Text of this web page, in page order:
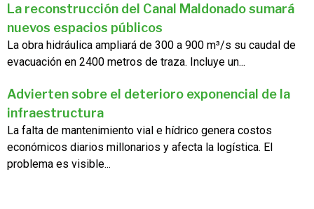
La reconstrucción del Canal Maldonado sumará
nuevos espacios públicos
La obra hidráulica ampliará de 300 a 900 m³/s su caudal de
evacuación en 2400 metros de traza. Incluye un...
Advierten sobre el deterioro exponencial de la
infraestructura
La falta de mantenimiento vial e hídrico genera costos
económicos diarios millonarios y afecta la logística. El
problema es visible...